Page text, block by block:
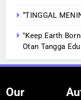
“TINGGAL
‟Keep Earth
Otan Tangga
Our